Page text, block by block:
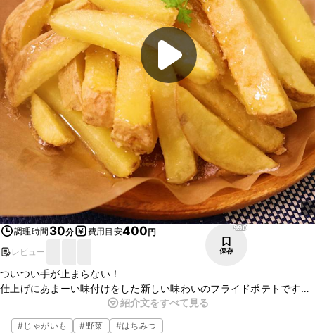
調理時間 30分 費用目安400円
レビュー
990
保存
ついつい手が止まらない！
仕上げにあまーい味付けをした新しい味わいのフライドポテトです。
カリッ、ほくほくっと揚がったジャガイモはしゃりしゃりのグラ
ニュー糖ととろーり甘いはちみつによく合います。
紹介文をすべて見る
#じゃがいも #野菜 #はちみつ